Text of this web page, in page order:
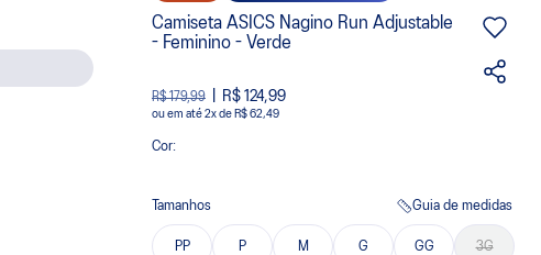
Camiseta ASICS Nagino Run Adjustable
- Feminino - Verde
R$ 179,99 R$ 124,99
ou 2x de R$ 62,49
Cor:
Tamanhos Guia de medidas
PP P M G GG 3G